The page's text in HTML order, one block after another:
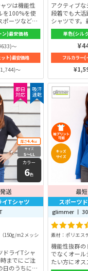
ツは機能性
を100%を使
ポーツなどの
ちろん、日常
で活用でき
をかいても
るでしょう♪
豊富です！サ
、お子さまか
たサイズが
ン)最安価格
～
ト)最安価格
～
アクティブ
段着でも大
シャツです。
比べ物にな
乾性能。優
素材と言え
ポリエステ
ドライTシャ
比）の速乾
肌から汗を
快適な着心
単色(シル
フルカラー(
即日
対応
吸汗
速乾
厚さ4.4oz
サイズ
S〜LL
カラー
6色
発送
イTシャツ
150g/m2 メッシ
ドライTシャ
までにご注
日のうちに発
キッズ
サイズ
最短
スポーツ
glimmer 丨
素材：ポリエス
機能性抜群の
でなくオール
たい方にオ
開は全16色